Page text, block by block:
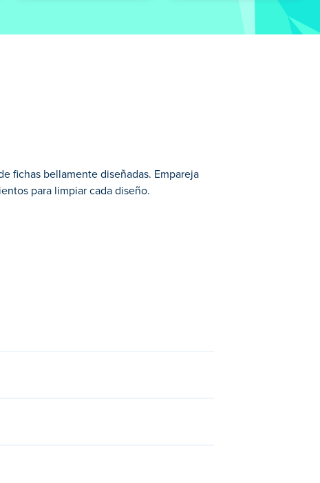
fichas bellamente diseñadas. Empareja
para limpiar cada diseño.